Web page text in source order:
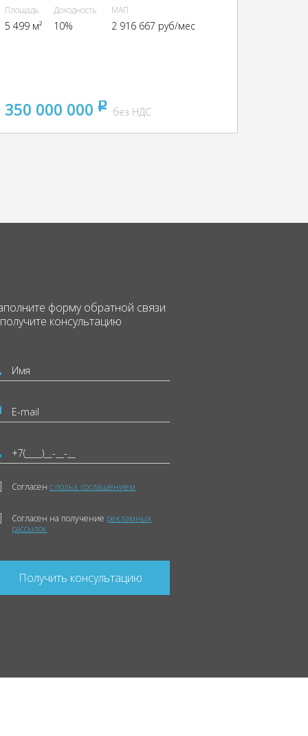
Площадь
5 499 м²
Доходность
10%
МАП
2 916 667 руб/мес
350 000 000 pуббез НДС
формуобратной связи
консультацию
Согласенс польз. соглашением
Согласен на получение рекламных
рассылок
Получить консультацию